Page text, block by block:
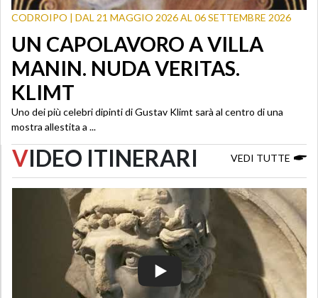
CODROIPO | DAL 21 MAGGIO 2026 AL 06 SETTEMBRE 2026
UN CAPOLAVORO A VILLA
MANIN. NUDA VERITAS.
KLIMT
Uno dei più celebri dipinti di Gustav Klimt sarà al centro di una
mostra allestita a ...
VIDEO ITINERARI VEDI TUTTE